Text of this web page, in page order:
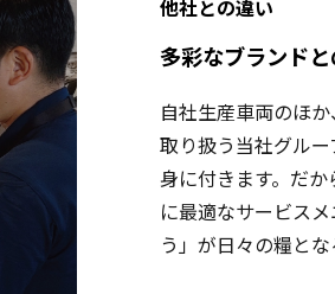
他社との違い
多彩なブランド
自社生産車両のほ
取り扱う当社グル
身に付きます。だ
に最適なサービス
う」が日々の糧とな